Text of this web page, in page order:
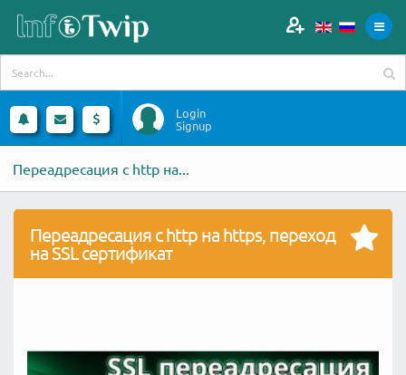
Login
Signup
Переадресация с http на...
Переадресация с http на https, переход
на SSL сертификат